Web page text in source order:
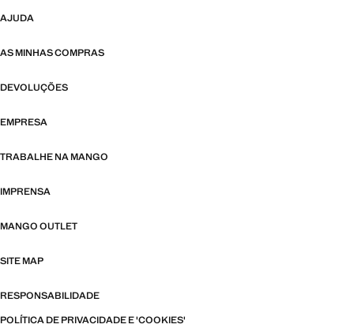
AJUDA
AS MINHAS COMPRAS
DEVOLUÇÕES
EMPRESA
TRABALHE NA MANGO
IMPRENSA
MANGO OUTLET
SITE MAP
RESPONSABILIDADE
POLÍTICA DE PRIVACIDADE E 'COOKIES'